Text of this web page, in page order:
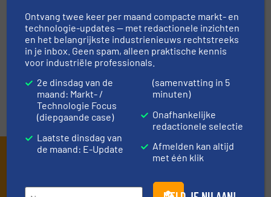
EVENEMENTEN
VIDEO'S
Schrijf je in en ontvang ons
nieuws
Ontvang twee keer per maand compacte markt- en
technologie-updates — met redactionele inzichten
en het belangrijkste industrienieuws rechtstreeks
in je inbox. Geen spam, alleen praktische kennis
voor industriële professionals.
2e dinsdag van de
maand: Markt- /
Technologie Focus
(diepgaande case)
Laatste dinsdag van
de maand: E-Update
(samenvatting in 5
minuten)
Onafhankelijke
redactionele selectie
Afmelden kan altijd
met één klik